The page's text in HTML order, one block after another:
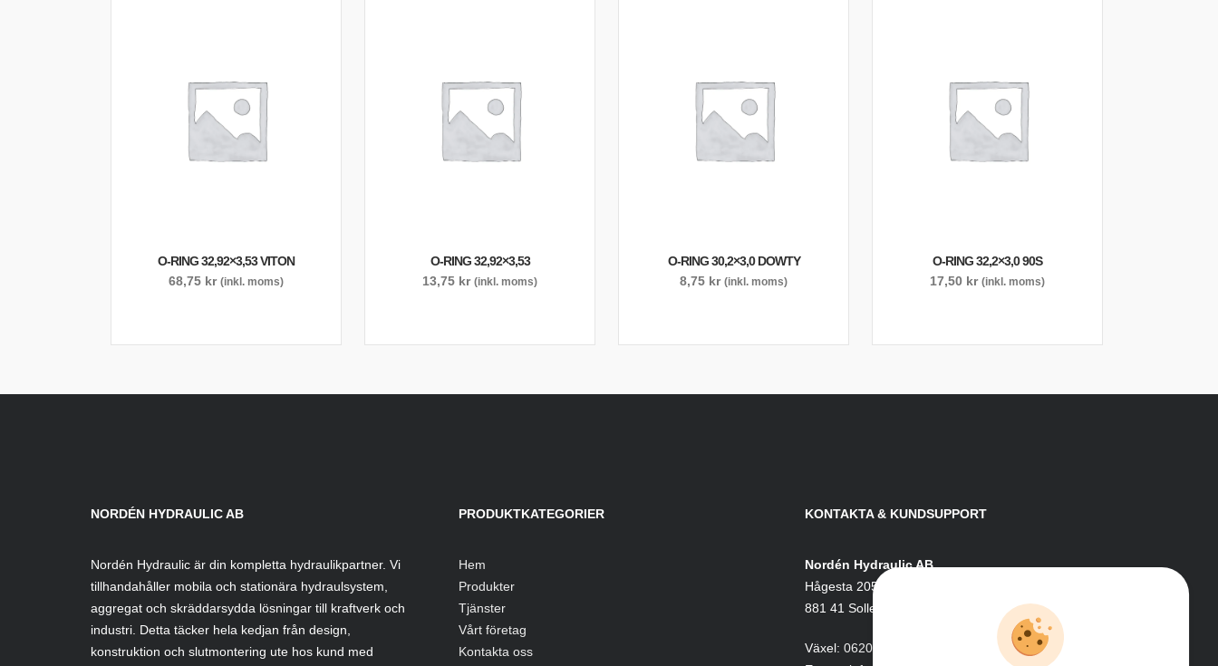
O-RING 32,92×3,53 VITON
68,75 kr (inkl. moms)
O-RING 32,92×3,53
13,75 kr (inkl. moms)
O-RING 30,2×3,0 DOWTY
8,75 kr (inkl. moms)
O-RING 32,2×3,0 90S
17,50 kr (inkl. moms)
NORDÉN HYDRAULIC AB
Nordén Hydraulic är din kompletta hydraulikpartner. Vi
tillhandahåller mobila och stationära hydraulsystem,
aggregat och skräddarsydda lösningar till kraftverk och
industri. Detta täcker hela kedjan från design,
konstruktion och slutmontering ute hos kund med
PRODUKTKATEGORIER
Hem
Produkter
Tjänster
Vårt företag
Kontakta oss
KONTAKTA & KUNDSUPPORT
Nordén Hydraulic AB
Hågesta 205
881 41 Sollefteå
Växel: 0620-161 41